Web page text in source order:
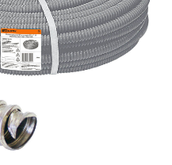
изображение